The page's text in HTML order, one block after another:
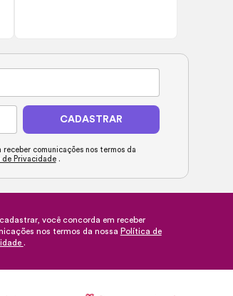
CADASTRAR
comunicações nos termos da
de Privacidade.
você concorda em receber
nos termos da nossa Política de
.